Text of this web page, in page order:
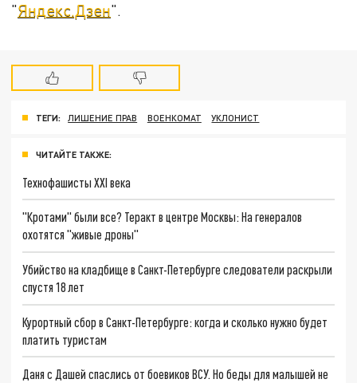
"Яндекс.Дзен".
ТЕГИ: ЛИШЕНИЕ ПРАВ ВОЕНКОМАТ УКЛОНИСТ
ЧИТАЙТЕ ТАКЖЕ:
Технофашисты XXI века
"Кротами" были все? Теракт в центре Москвы: На генералов
охотятся "живые дроны"
Убийство на кладбище в Санкт-Петербурге следователи раскрыли
спустя 18 лет
Курортный сбор в Санкт-Петербурге: когда и сколько нужно будет
платить туристам
Даня с Дашей спаслись от боевиков ВСУ. Но беды для малышей не